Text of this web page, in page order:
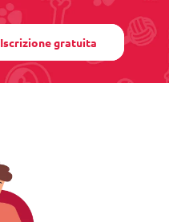
Iscrizione gratuita